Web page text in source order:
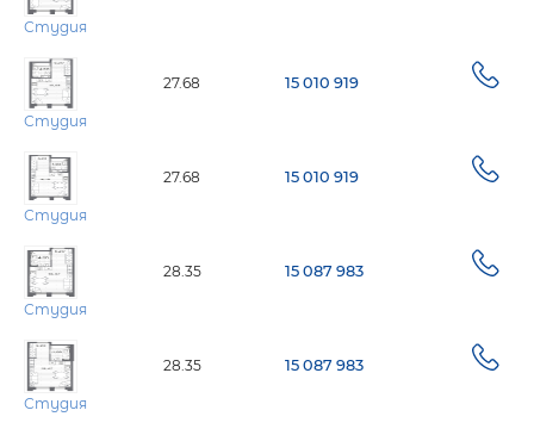
Студия
Студия
27.68 15 010 919
Студия
27.68 15 010 919
Студия
28.35 15 087 983
Студия
28.35 15 087 983